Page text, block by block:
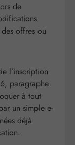
de
offres ou
l’inscription
paragraphe
à tout
un simple e-
déjà